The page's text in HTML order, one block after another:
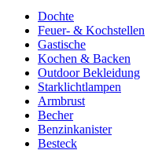
Dochte
Feuer- & Kochstellen
Gastische
Kochen & Backen
Outdoor Bekleidung
Starklichtlampen
Armbrust
Becher
Benzinkanister
Besteck